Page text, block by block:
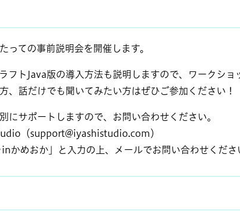
ての事前説明会を開催します。
トJava版の導入方法も説明しますので、ワークショ
話だけでも聞いてみたい方はぜひご参加ください！
サポートしますので、お問い合わせください。
（support@iyashistudio.com ）
めおか」と入力の上、メールでお問い合わせくださ